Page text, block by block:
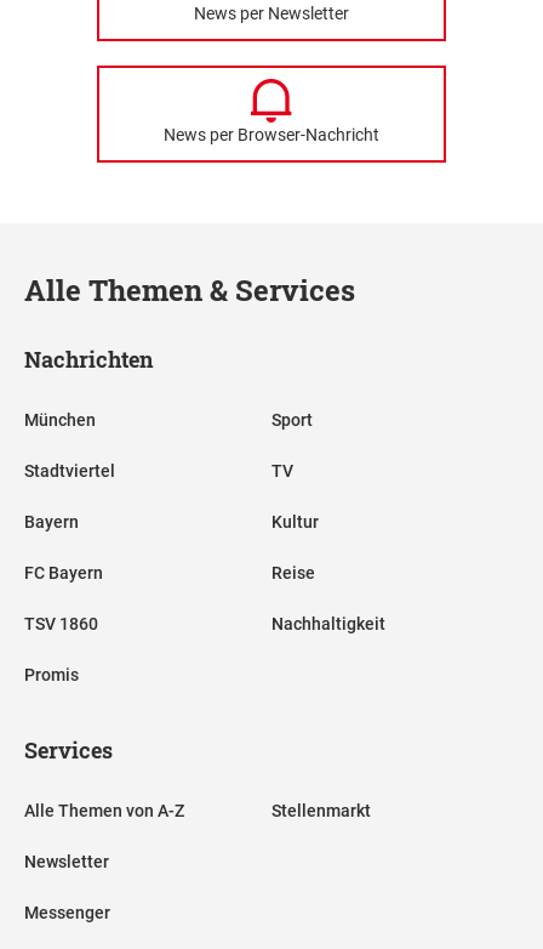
News per Newsletter
News per Browser-Nachricht
Alle Themen & Services
Nachrichten
München
Stadtviertel
Bayern
FC Bayern
TSV 1860
Promis
Sport
TV
Kultur
Reise
Nachhaltigkeit
Services
Alle Themen von A-Z
Newsletter
Messenger
Stellenmarkt